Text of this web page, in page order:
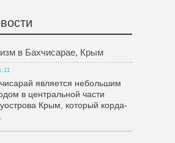
в Бахчисарае, Крым
является небольшим
в центральной части
Крым, который корда-